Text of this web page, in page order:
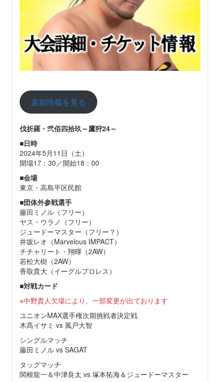
直前情報を見る
伐折羅・弐佰四拾玖～鷹狩24～
■日時
2024年5月11日（土）
開場17：30／開始18：00
■会場
東京・高島平区民館
■団体外参戦選手
藤田ミノル（フリー）
ヤス・ウラノ（フリー）
ジュードーマスター（フリー？）
井坂レオ（Marvelous IMPACT）
チチャリート・翔暉（2AW）
若松大樹（2AW）
香取貴大（イーグルプロレス）
■対戦カード
※中野貴人欠場により、一部変更が出ております
ユニオンMAX選手権次期挑戦者決定戦
木髙イサミ vs 風戸大智
シングルマッチ
藤田ミノル vs SAGAT
タッグマッチ
関根龍一＆中津良太 vs 塚本拓海＆ジュードーマスター